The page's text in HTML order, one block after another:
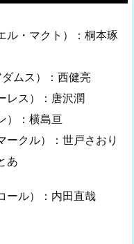
ル・マクト）：桐本琢
ムス）：西健亮
レス）：唐沢潤
）：横島亘
ークル）：世戸さおり
あ
ール）：内田直哉